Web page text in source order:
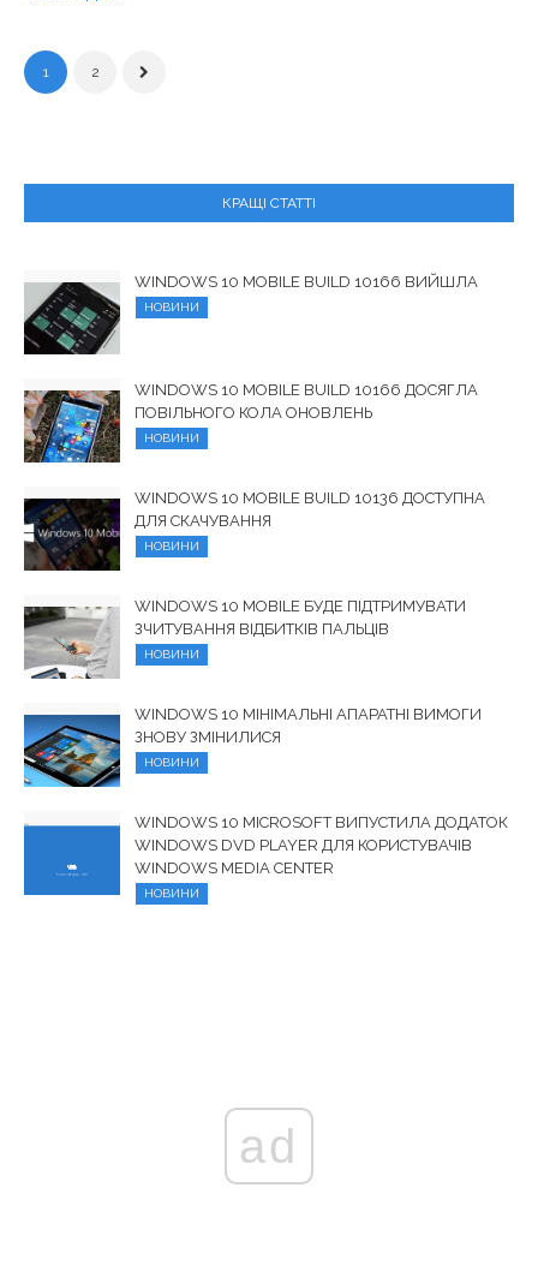
1 2
КРАЩІ СТАТТІ
WINDOWS 10 MOBILE BUILD 10166 ВИЙШЛА
НОВИНИ
WINDOWS 10 MOBILE BUILD 10166 ДОСЯГЛА
ПОВІЛЬНОГО КОЛА ОНОВЛЕНЬ
НОВИНИ
WINDOWS 10 MOBILE BUILD 10136 ДОСТУПНА
ДЛЯ СКАЧУВАННЯ
НОВИНИ
WINDOWS 10 MOBILE БУДЕ ПІДТРИМУВАТИ
ЗЧИТУВАННЯ ВІДБИТКІВ ПАЛЬЦІВ
НОВИНИ
WINDOWS 10 МІНІМАЛЬНІ АПАРАТНІ ВИМОГИ
ЗНОВУ ЗМІНИЛИСЯ
НОВИНИ
WINDOWS 10 MICROSOFT ВИПУСТИЛА ДОДАТОК
WINDOWS DVD PLAYER ДЛЯ КОРИСТУВАЧІВ
WINDOWS MEDIA CENTER
НОВИНИ
ad